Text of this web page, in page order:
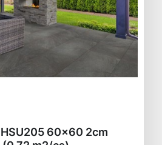
60x60 2cm